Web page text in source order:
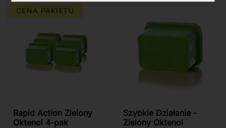
Rapid Action Zielony
Oktenol 4-pak
CENA PAKIETU
Szybkie Działanie -
Zielony Oktenol